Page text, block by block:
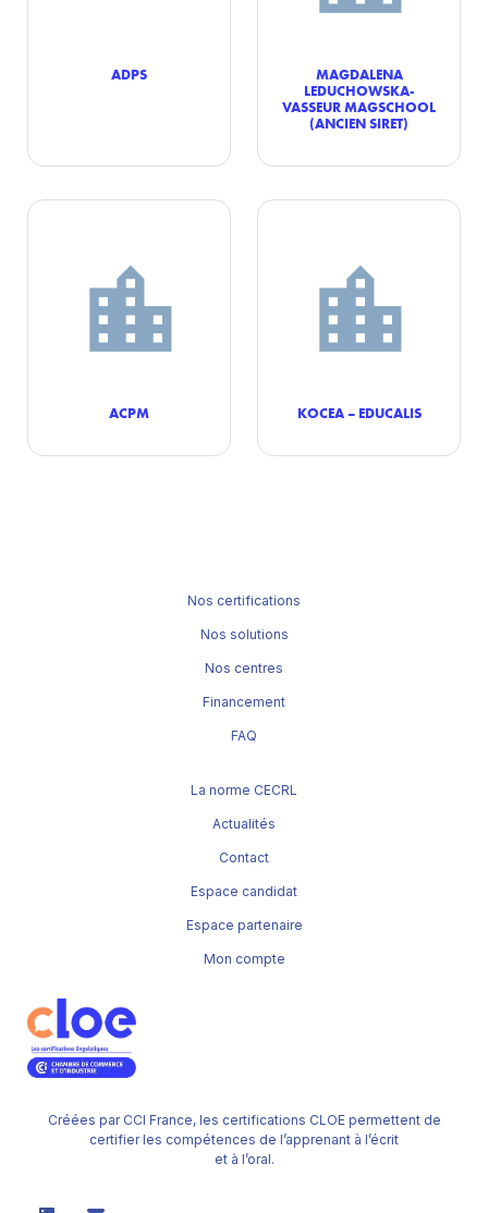
ADPS
MAGDALENA
LEDUCHOWSKA-
VASSEUR MAGSCHOOL
(ANCIEN SIRET)
ACPM KOCEA – EDUCALIS
Créées par CCI France, les certifications CLOE permettent de
certifier les compétences de l’apprenant à l’écrit
et à l’oral.
Nos certifications
Nos solutions
Nos centres
Financement
FAQ
La norme CECRL
Actualités
Contact
Espace candidat
Espace partenaire
Mon compte